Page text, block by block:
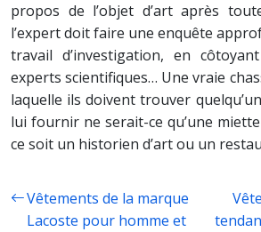
propos de l’objet d’art après
l’expert doit faire une enquête
travail d’investigation, en
experts scientifiques… Une vraie
laquelle ils doivent trouver
lui fournir ne serait-ce qu’une
ce soit un historien d’art ou un
Vêtements de la marque
Lacoste pour homme et